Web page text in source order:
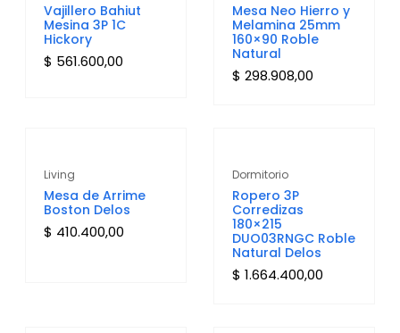
Vajillero Bahiut
Mesina 3P 1C
Hickory
$ 561.600,00
Mesa Neo Hierro y
Melamina 25mm
160×90 Roble
Natural
$ 298.908,00
Living
Mesa de Arrime
Boston Delos
$ 410.400,00
Dormitorio
Ropero 3P
Corredizas
180×215
DUO03RNGC Roble
Natural Delos
$ 1.664.400,00